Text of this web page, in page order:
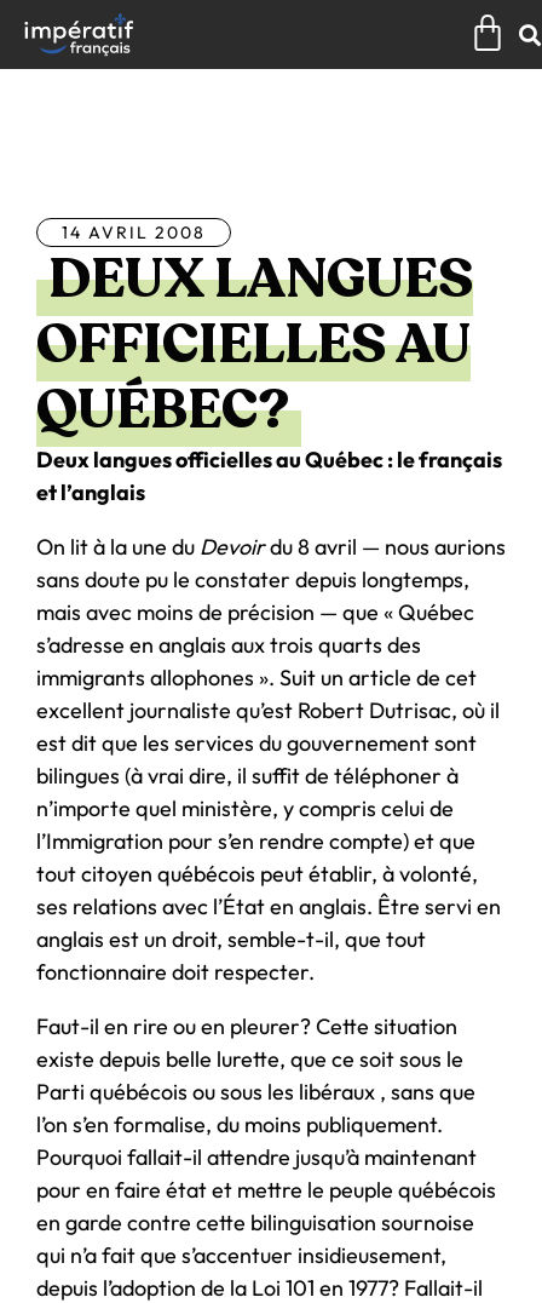
contenu
14 AVRIL 2008
DEUX LANGUES
OFFICIELLES AU
QUÉBEC?
Deux langues officielles au Québec : le français
et l’anglais
On lit à la une du Devoirdu 8 avril — nous aurions
sans doute pu le constater depuis longtemps,
mais avec moins de précision — que « Québec
s’adresse en anglais aux trois quarts des
immigrants allophones ». Suit un article de cet
excellent journaliste qu’est Robert Dutrisac, où il
est dit que les services du gouvernement sont
bilingues (à vrai dire, il suffit de téléphoner à
n’importe quel ministère, y compris celui de
l’Immigration pour s’en rendre compte) et que
tout citoyen québécois peut établir, à volonté,
ses relations avec l’État en anglais. Être servi en
anglais est un droit, semble-t-il, que tout
fonctionnaire doit respecter.
Faut-il en rire ou en pleurer? Cette situation
existe depuis belle lurette, que ce soit sous le
Parti québécois ou sous les libéraux , sans que
l’on s’en formalise, du moins publiquement.
Pourquoi fallait-il attendre jusqu’à maintenant
pour en faire état et mettre le peuple québécois
en garde contre cette bilinguisation sournoise
qui n’a fait que s’accentuer insidieusement,
depuis l’adoption de la Loi 101 en 1977? Fallait-il